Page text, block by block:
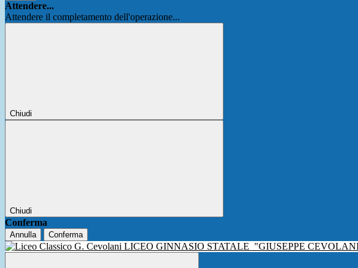
Attendere...
Attendere il completamento dell'operazione...
Chiudi
Chiudi
Conferma
Annulla Conferma
LICEO GINNASIO STATALE "GIUSEPPE